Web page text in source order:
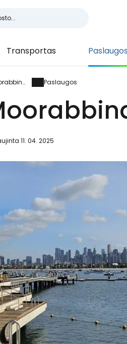
Transportas Paslaugos
Melburnas Moorabbinas Paslaugos
11. 04. 2025
kelionių bendruomenė